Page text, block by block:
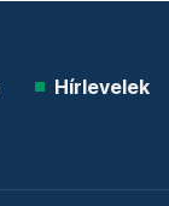
Hírlevelek